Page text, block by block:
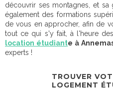
découvrir ses montagnes, et sa
également des formations
de vous en approcher, afin de
tout ce qui s'y fait, à l'heure
location étudiante à
experts !
TROUVER
LOGEMENT